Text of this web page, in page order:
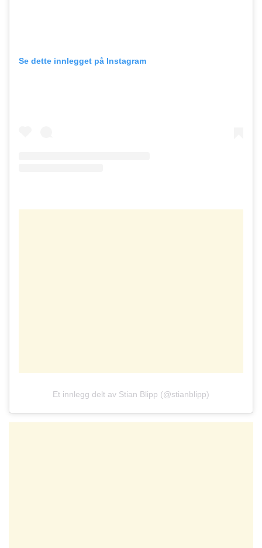
Se dette innlegget på Instagram
Et innlegg delt av Stian Blipp (@stianblipp)